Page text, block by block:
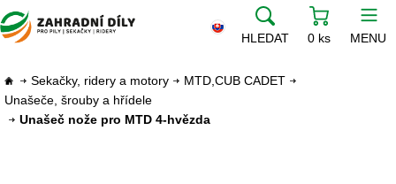
HLEDAT 0 ks MENU
Sekačky, ridery a motory
MTD,CUB CADET
Unašeče, šrouby a hřídele
Unašeč nože pro MTD 4-hvězda